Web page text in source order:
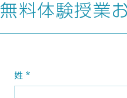
無料体験授業
姓 *